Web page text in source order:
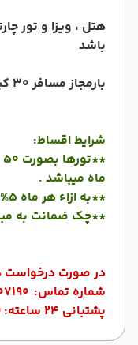
هتل ، ویزا و تور
باشد
بارمجاز مسافر 30 کیلوگرم می باشد
شرایط اقساط:
ماه میباشد .
**به ازاء هر ماه 5% به مبلغ تور اضافه خواهد شد.
**چک ضمانت به
در صورت درخواست
شماره تماس:
پشتبانی 24 ساعته: